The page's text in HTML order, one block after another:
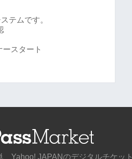
テムです。
スタート
Yahoo! JAPANのデジタルチケット